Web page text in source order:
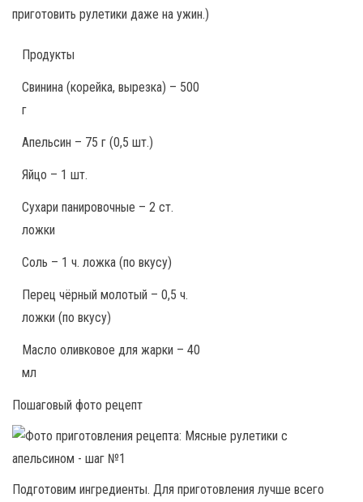
приготовить рулетики даже на ужин.)
Продукты
Свинина (корейка, вырезка) – 500
г
Апельсин – 75 г (0,5 шт.)
Яйцо – 1 шт.
Сухари панировочные – 2 ст.
ложки
Соль – 1 ч. ложка (по вкусу)
Перец чёрный молотый – 0,5 ч.
ложки (по вкусу)
Масло оливковое для жарки – 40
мл
Пошаговый фото рецепт
Подготовим ингредиенты. Для приготовления лучше всего